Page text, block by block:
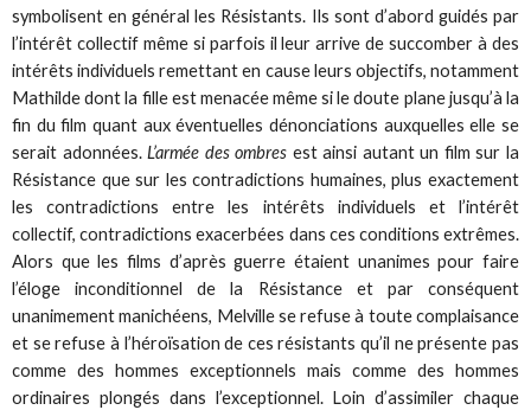
symbolisent en général les Résistants. Ils sont d’abord guidés par
l’intérêt collectif même si parfois il leur arrive de succomber à des
intérêts individuels remettant en cause leurs objectifs, notamment
Mathilde dont la fille est menacée même si le doute plane jusqu’à la
fin du film quant aux éventuelles dénonciations auxquelles elle se
serait adonnées.L’armée des ombres est ainsi autant un film sur la
Résistance que sur les contradictions humaines, plus exactement
les contradictions entre les intérêts individuels et l’intérêt
collectif, contradictions exacerbées dans ces conditions extrêmes.
Alors que les films d’après guerre étaient unanimes pour faire
l’éloge inconditionnel de la Résistance et par conséquent
unanimement manichéens, Melville se refuse à toute complaisance
et se refuse à l’héroïsation de ces résistants qu’il ne présente pas
comme des hommes exceptionnels mais comme des hommes
ordinaires plongés dans l’exceptionnel. Loin d’assimiler chaque